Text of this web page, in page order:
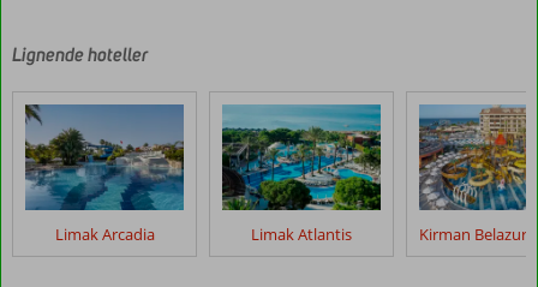
Lignende hoteller
Limak Arcadia Limak Atlantis